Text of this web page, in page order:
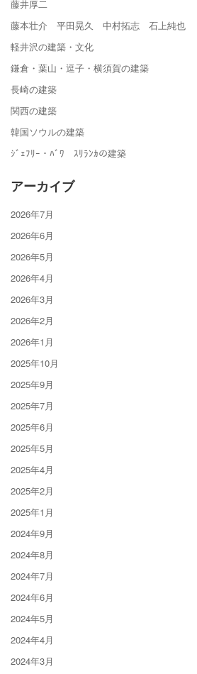
藤井厚二
藤本壮介 平田晃久 中村拓志 石上純也
軽井沢の建築・文化
鎌倉・葉山・逗子・横須賀の建築
長崎の建築
関西の建築
韓国ソウルの建築
ｼﾞｪﾌﾘｰ・ﾊﾞﾜ ｽﾘﾗﾝｶの建築
アーカイブ
2026年7月
2026年6月
2026年5月
2026年4月
2026年3月
2026年2月
2026年1月
2025年10月
2025年9月
2025年7月
2025年6月
2025年5月
2025年4月
2025年2月
2025年1月
2024年9月
2024年8月
2024年7月
2024年6月
2024年5月
2024年4月
2024年3月